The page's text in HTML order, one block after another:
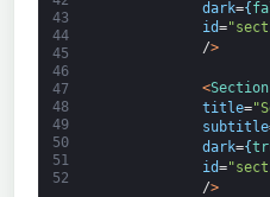
43
44
45
46
47
48
49
50
51
52
dark={
id=
/>
<Section
title=
subtitle
dark={
id=
/>